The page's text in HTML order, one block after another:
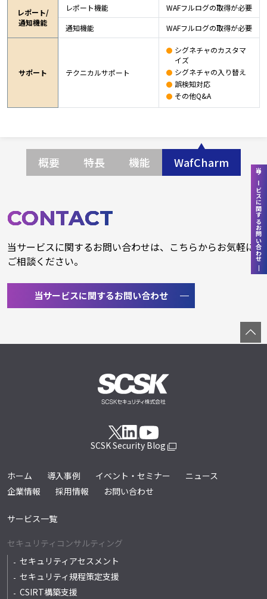
レポート/
通知機能
レポート機能
WAFフルログの取得が必要
通知機能
WAFフルログの取得が必要
サポート テクニカルサポート
シグネチャのカスタマ
イズ
シグネチャの入り替え
誤検知対応
その他Q&A
概要 特長 機能 WafCharm
CONTACT
当サービスに関するお問い合わせは、こちらからお気軽に
ご相談ください。
当サービスに関するお問い合わせ
当サービスに関するお問い合わせ
SCSK Security Blog
ホーム 導入事例 イベント・セミナー
ニュース
企業情報
採用情報 お問い合わせ
サービス一覧
セキュリティコンサルティング
セキュリティアセスメント
セキュリティ規程策定支援
CSIRT構築支援